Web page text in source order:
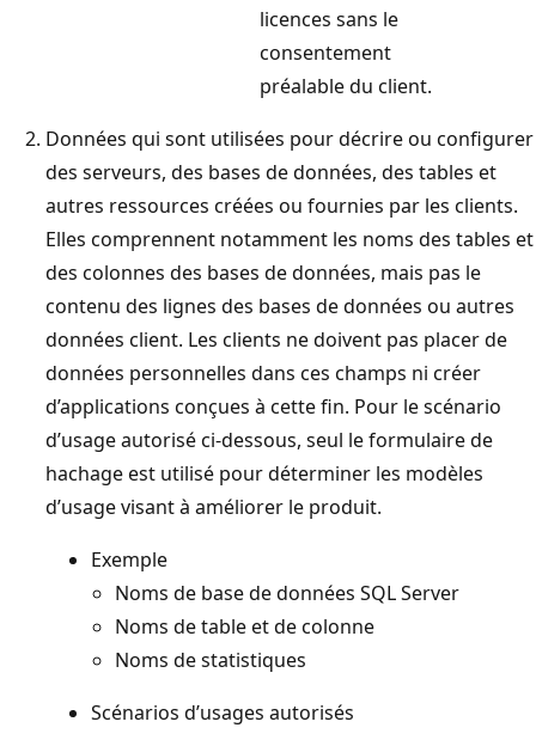
licences sans le
consentement
préalable du client.
Données qui sont utilisées pour décrire ou configurer
des serveurs, des bases de données, des tables et
autres ressources créées ou fournies par les clients.
Elles comprennent notamment les noms des tables et
des colonnes des bases de données, mais pas le
contenu des lignes des bases de données ou autres
données client. Les clients ne doivent pas placer de
données personnelles dans ces champs ni créer
d’applications conçues à cette fin. Pour le scénario
d’usage autorisé ci-dessous, seul le formulaire de
hachage est utilisé pour déterminer les modèles
d’usage visant à améliorer le produit.
Exemple
Noms de base de données SQL Server
Noms de table et de colonne
Noms de statistiques
Scénarios d’usages autorisés